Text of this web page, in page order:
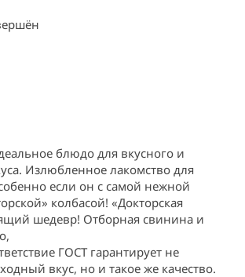
блюдо для вкусного и
Излюбленное лакомство для
если он с самой нежной
колбасой! «Докторская
шедевр! Отборная свинина и
ГОСТ гарантирует не
вкус, но и такое же качество.